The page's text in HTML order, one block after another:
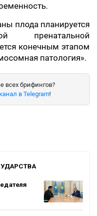
плода планируется
пренатальной
конечным этапом
патология».
всех брифингов?
канал в Telegram!